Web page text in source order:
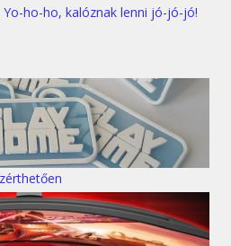
ho-ho, kalóznak lenni jó-jó-jó!